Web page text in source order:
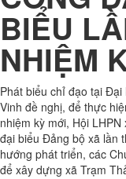
BIỂU
NHIỆM
Phát biểu chỉ đạo tại
Vinh đề nghị, để thực
nhiệm kỳ mới, Hội
đại biểu Đảng bộ xã lần
hướng phát triển, các
để xây dựng xã Trạm